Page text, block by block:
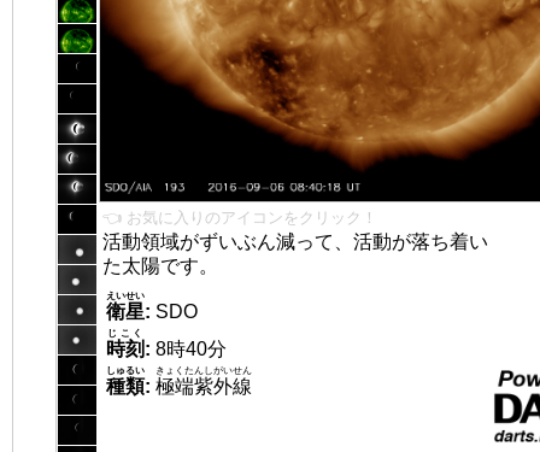
👈 お気に入りのアイコンをクリック！
活動領域がずいぶん減って、活動が落ち着い
た太陽です。
衛星
えいせい
: SDO
時刻
じこく
: 8時40分
種類
しゅるい
: 極端紫外線
きょくたんしがいせん